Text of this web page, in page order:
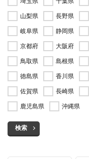
山梨県
長野県
岐阜県
静岡県
京都府
大阪府
鳥取県
島根県
徳島県
香川県
佐賀県
長崎県
鹿児島県
沖縄県
検索